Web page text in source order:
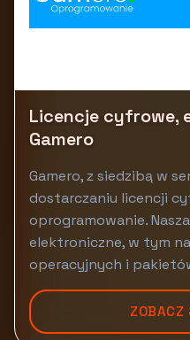
Licencje cyfrowe,
Gamero
Gamero, z siedzibą w
dostarczaniu licencji
oprogramowanie.
elektroniczne, w tym
operacyjnych i
ZOBACZ